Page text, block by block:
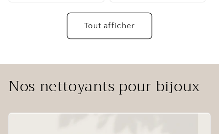
Tout afficher
Nos nettoyants pour bijoux